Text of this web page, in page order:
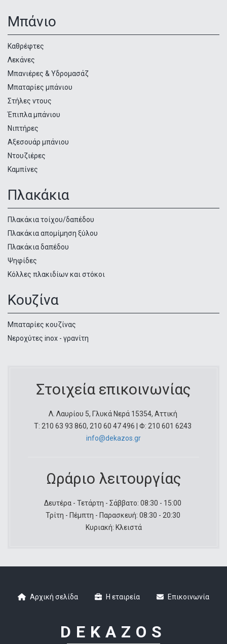
Κατηγορίες
προϊόντων
Μπάνιο
Καθρέφτες
Λεκάνες
Μπανιέρες & Υδρομασάζ
Μπαταρίες μπάνιου
Στήλες ντους
Έπιπλα μπάνιου
Νιπτήρες
Αξεσουάρ μπάνιου
Ντουζιέρες
Καμπίνες
Πλακάκια
Πλακάκια τοίχου/δαπέδου
Πλακάκια απομίμηση ξύλου
Πλακάκια δαπέδου
Ψηφίδες
Κόλλες πλακιδίων και στόκοι
Κουζίνα
Μπαταρίες κουζίνας
Νεροχύτες inox - γρανίτη
Στοιχεία επικοινωνίας
Λ. Λαυρίου 5, Γλυκά Νερά 15354, Αττική
Τ: 210 63 93 860, 210 60 47 496 | Φ: 210 601 6243
info@dekazos.gr
Ωράριο λειτουργίας
Δευτέρα - Τετάρτη - Σάββατο: 08:30 - 15:00
Τρίτη - Πέμπτη - Παρασκευή: 08:30 - 20:30
Κυριακή: Κλειστά
Αρχική σελίδα Η εταιρεία Επικοινωνία
DEKAZOS